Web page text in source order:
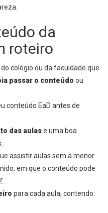
da
roteiro
colégio ou da faculdade que
passar o conteúdo ou
conteúdo EaD antes de
das aulase uma boa
assistir aulas sem a menor
em que o conteúdo pode
para cada aula, contendo: